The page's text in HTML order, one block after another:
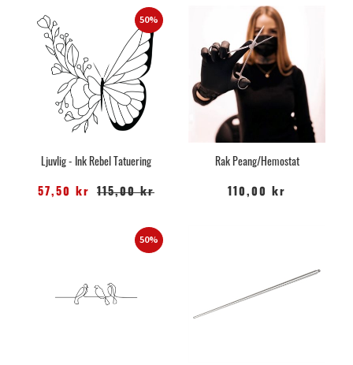
50%
Ljuvlig - Ink Rebel Tatuering
57,50 kr 115,00 kr
Rak Peang/Hemostat
110,00 kr
50%